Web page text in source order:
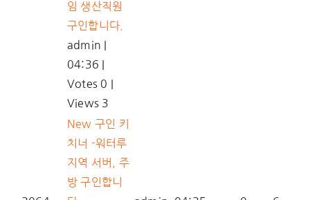
임 생산직원
구인합니다.
admin
04:36
Votes 0
Views 3
New 구인 키
치너 -워터루
지역 서버, 주
방 구인합니